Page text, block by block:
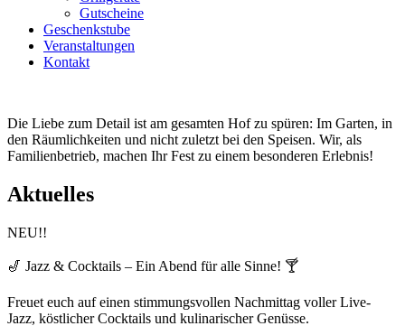
Gutscheine
Geschenkstube
Veranstaltungen
Kontakt
Die Liebe zum Detail ist am gesamten Hof zu spüren: Im Garten, in
den Räumlichkeiten und nicht zuletzt bei den Speisen. Wir, als
Familienbetrieb, machen Ihr Fest zu einem besonderen Erlebnis!
Aktuelles
NEU!!
🎷 Jazz & Cocktails – Ein Abend für alle Sinne! 🍸
Freuet euch auf einen stimmungsvollen Nachmittag voller Live-
Jazz, köstlicher Cocktails und kulinarischer Genüsse.